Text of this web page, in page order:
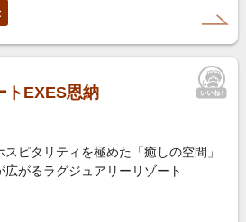
トEXES恩納
スピタリティを極めた「癒しの空間」
広がるラグジュアリーリゾート